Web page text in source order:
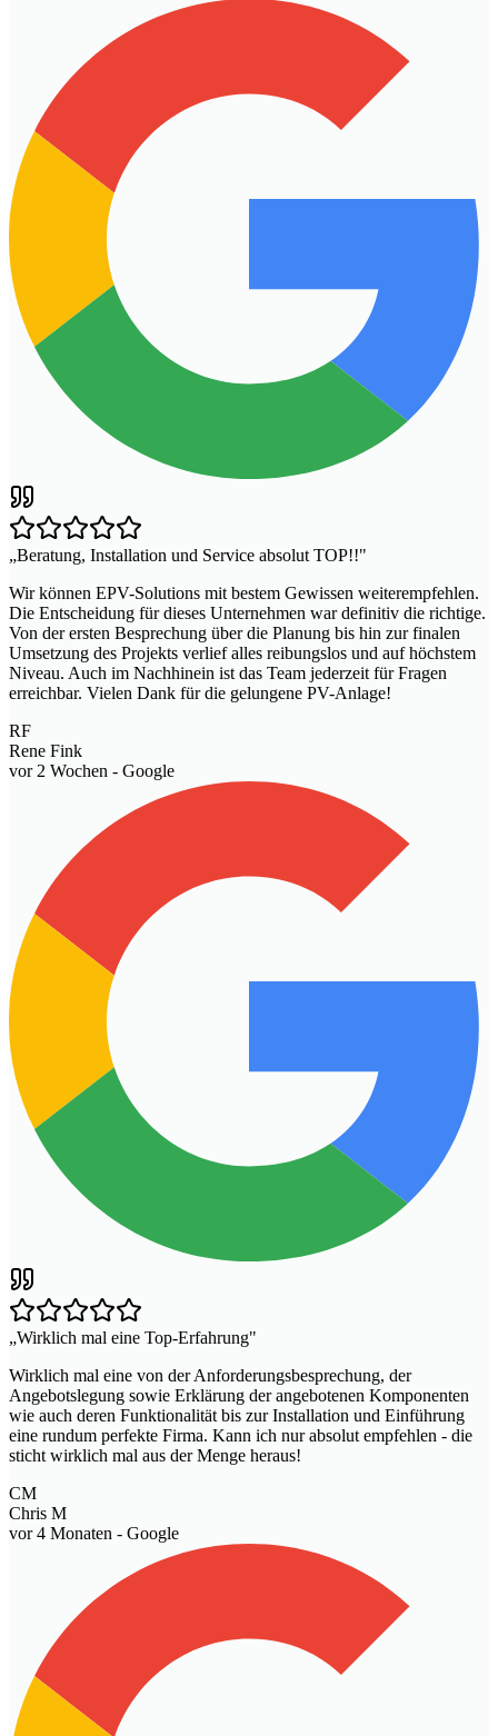
„Beratung, Installation und Service absolut TOP!!"
Wir können EPV-Solutions mit bestem Gewissen weiterempfehlen.
Die Entscheidung für dieses Unternehmen war definitiv die richtige.
Von der ersten Besprechung über die Planung bis hin zur finalen
Umsetzung des Projekts verlief alles reibungslos und auf höchstem
Niveau. Auch im Nachhinein ist das Team jederzeit für Fragen
erreichbar. Vielen Dank für die gelungene PV-Anlage!
RF
Rene Fink
vor 2 Wochen - Google
„Wirklich mal eine Top-Erfahrung"
Wirklich mal eine von der Anforderungsbesprechung, der
Angebotslegung sowie Erklärung der angebotenen Komponenten
wie auch deren Funktionalität bis zur Installation und Einführung
eine rundum perfekte Firma. Kann ich nur absolut empfehlen - die
sticht wirklich mal aus der Menge heraus!
CM
Chris M
vor 4 Monaten - Google